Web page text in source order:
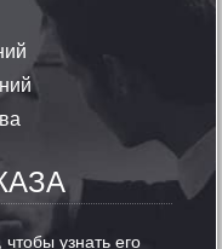
узнать его